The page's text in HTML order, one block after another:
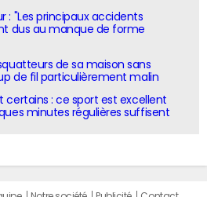
: "Les principaux accidents
dus au manque de forme
de sa maison sans
de fil particulièrement malin
certains : ce sport est excellent
minutes régulières suffisent